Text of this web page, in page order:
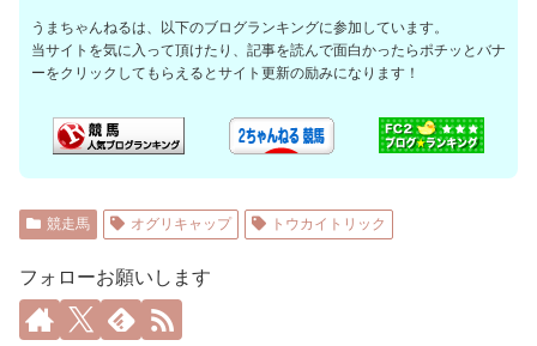
うまちゃんねるは、以下のブログランキングに参加しています。
当サイトを気に入って頂けたり、記事を読んで面白かったらポチッとバナ
ーをクリックしてもらえるとサイト更新の励みになります！
競走馬 オグリキャップ トウカイトリック
フォローお願いします